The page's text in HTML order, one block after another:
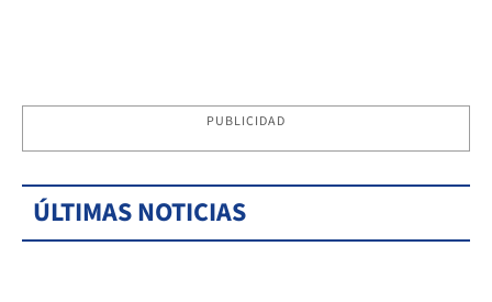
PUBLICIDAD
ÚLTIMAS NOTICIAS